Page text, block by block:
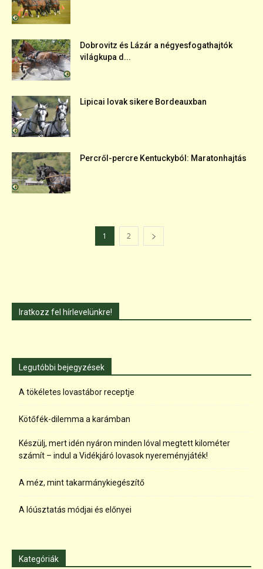
Dobrovitz és Lázár a négyesfogathajtók
világkupa d...
Lipicai lovak sikere Bordeauxban
Percről-percre Kentuckyból: Maratonhajtás
1 2
Iratkozz fel hírlevelünkre!
Legutóbbi bejegyzések
A tökéletes lovastábor receptje
Kötőfék-dilemma a karámban
Készülj, mert idén nyáron minden lóval megtett kilométer
számít – indul a Vidékjáró lovasok nyereményjáték!
A méz, mint takarmánykiegészítő
A lóúsztatás módjai és előnyei
Kategóriák